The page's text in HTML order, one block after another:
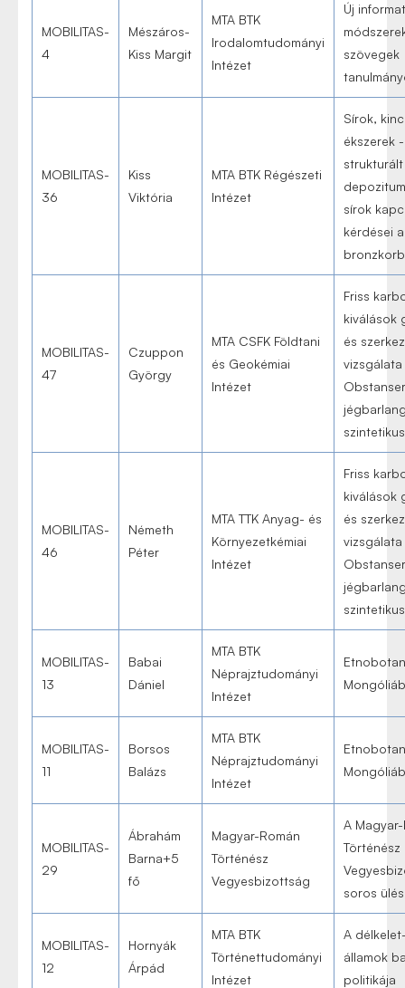
MOBILITAS-
4
Mészáros-
Kiss Margit
MTA BTK
Irodalomtudományi
Intézet
Új
szövegek
MOBILITAS-
36
Kiss
Viktória
MTA BTK Régészeti
Intézet
Sírok,
ékszerek
strukturált
sírok
kérdései
MOBILITAS-
47
Czuppon
György
MTA CSFK Földtani
és Geokémiai
Intézet
Friss
kiválások
és
MOBILITAS-
46
Németh
Péter
MTA TTK Anyag- és
Környezetkémiai
Intézet
Friss
kiválások
és
MOBILITAS-
13
Babai
Dániel
MTA BTK
Néprajztudományi
Intézet
MOBILITAS-
11
Borsos
Balázs
MTA BTK
Néprajztudományi
Intézet
MOBILITAS-
29
Ábrahám
Barna+5
fő
Magyar-Román
Történész
Vegyesbizottság
A
Történész
soros
MOBILITAS-
12
Hornyák
Árpád
MTA BTK
Történettudományi
Intézet
A
államok
politikája